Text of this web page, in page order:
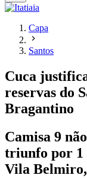
Capa
Santos
Cuca
reservas do
Bragantino
Camisa 9
triunfo por 1
Vila Belmiro,